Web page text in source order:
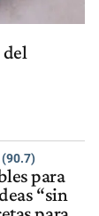
(90.7)
para
“sin